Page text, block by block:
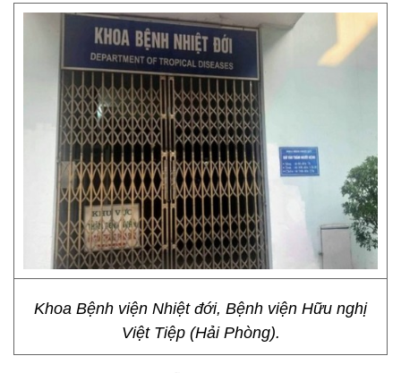
Khoa Bệnh viện Nhiệt đới, Bệnh viện Hữu nghị
Việt Tiệp (Hải Phòng).